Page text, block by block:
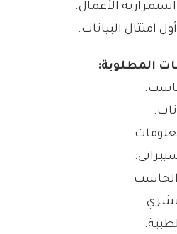
الأعمال.
امتثال البيانات.
المطلوبة: